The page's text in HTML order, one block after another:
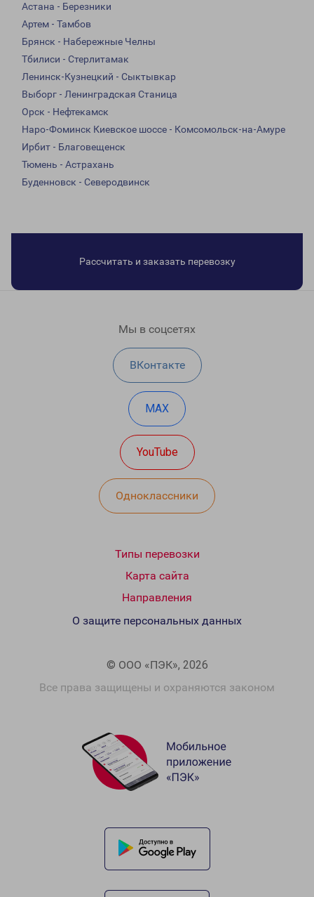
Астана - Березники
Артем - Тамбов
Брянск - Набережные Челны
Тбилиси - Стерлитамак
Ленинск-Кузнецкий - Сыктывкар
Выборг - Ленинградская Станица
Орск - Нефтекамск
Наро-Фоминск Киевское шоссе - Комсомольск-на-Амуре
Ирбит - Благовещенск
Тюмень - Астрахань
Буденновск - Северодвинск
Рассчитать и заказать перевозку
Мы в соцсетях
ВКонтакте
MAX
YouTube
Одноклассники
Типы перевозки
Карта сайта
Направления
© ООО «ПЭК», 2026
Все права защищены и охраняются законом
О защите персональных данных